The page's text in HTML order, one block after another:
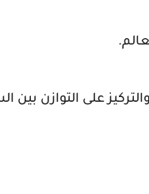
على التوازن بين